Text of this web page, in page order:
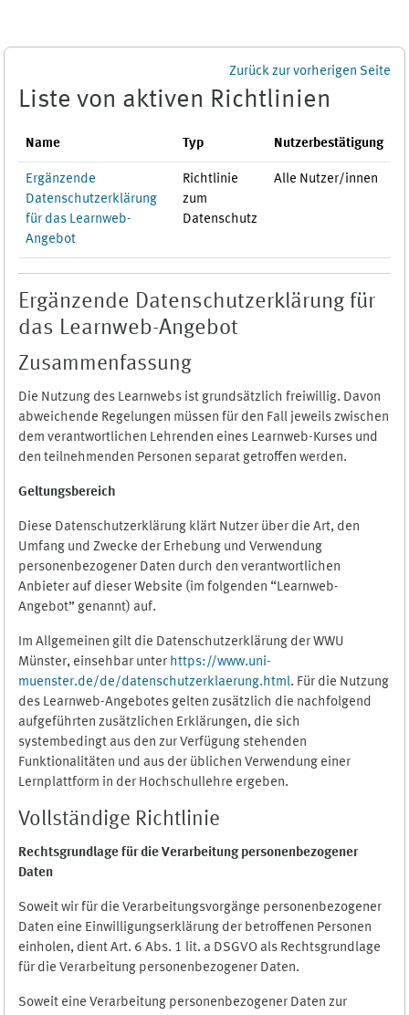
Zurück zur vorherigen Seite
Liste von aktiven Richtlinien
Name Typ Nutzerbestätigung
Ergänzende
Datenschutzerklärung
für das Learnweb-
Angebot
Richtlinie
zum
Datenschutz
Alle Nutzer/innen
Ergänzende Datenschutzerklärung für
das Learnweb-Angebot
Zusammenfassung
Die Nutzung des Learnwebs ist grundsätzlich freiwillig. Davon
abweichende Regelungen müssen für den Fall jeweils zwischen
dem verantwortlichen Lehrenden eines Learnweb-Kurses und
den teilnehmenden Personen separat getroffen werden.
Geltungsbereich
Diese Datenschutzerklärung klärt Nutzer über die Art, den
Umfang und Zwecke der Erhebung und Verwendung
personenbezogener Daten durch den verantwortlichen
Anbieter auf dieser Website (im folgenden “Learnweb-
Angebot” genannt) auf.
Im Allgemeinen gilt die Datenschutzerklärung der WWU
Münster, einsehbar unter https://www.uni-
muenster.de/de/datenschutzerklaerung.html. Für die Nutzung
des Learnweb-Angebotes gelten zusätzlich die nachfolgend
aufgeführten zusätzlichen Erklärungen, die sich
systembedingt aus den zur Verfügung stehenden
Funktionalitäten und aus der üblichen Verwendung einer
Lernplattform in der Hochschullehre ergeben.
Vollständige Richtlinie
Rechtsgrundlage für die Verarbeitung personenbezogener
Daten
Soweit wir für die Verarbeitungsvorgänge personenbezogener
Daten eine Einwilligungserklärung der betroffenen Personen
einholen, dient Art. 6 Abs. 1 lit. a DSGVO als Rechtsgrundlage
für die Verarbeitung personenbezogener Daten.
Soweit eine Verarbeitung personenbezogener Daten zur